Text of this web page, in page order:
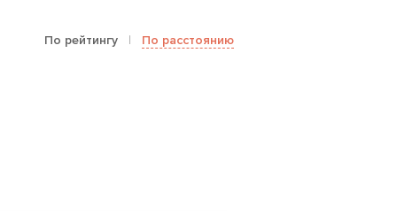
По рейтингу | По расстоянию